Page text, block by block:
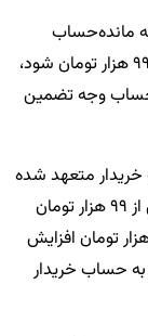
مانده‌حساب
طرفین را به‌روز می‌کند. مثلاً اگر روز بعد قیمت کالا 99 هزار تومان شود،
حساب وجه تضمین
خریدار متعهد شده
است به نرخ 100 هزار تومان بخرد را نمی‌تواند بیش از 99 هزار تومان
به‌صورت عکس، اگر روز بعد قیمت کالا 2 هزار تومان افزایش
به حساب خریدار